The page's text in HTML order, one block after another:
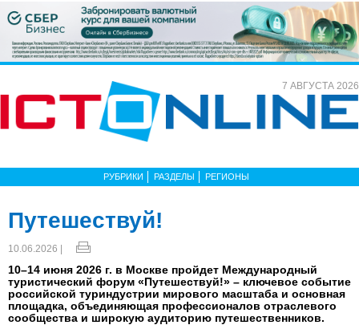
7 АВГУСТА 2026
РУБРИКИ РАЗДЕЛЫ РЕГИОНЫ
Путешествуй!
10.06.2026 |
10–14 июня 2026 г. в Москве пройдет Международный
туристический форум «Путешествуй!» – ключевое событие
российской туриндустрии мирового масштаба и основная
площадка, объединяющая профессионалов отраслевого
сообщества и широкую аудиторию путешественников.